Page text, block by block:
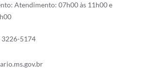
Atendimento: 07h00 às 11h00 e
3226-5174